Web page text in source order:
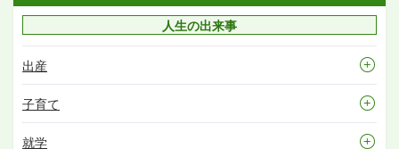
人生の出来事
出産
子育て
就学